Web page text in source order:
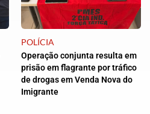
POLÍCIA
Operação conjunta resulta em
prisão em flagrante por tráfico
de drogas em Venda Nova do
Imigrante